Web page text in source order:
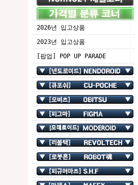
2026년 입고상품
2023년 입고상품
[팝업] POP UP PARADE